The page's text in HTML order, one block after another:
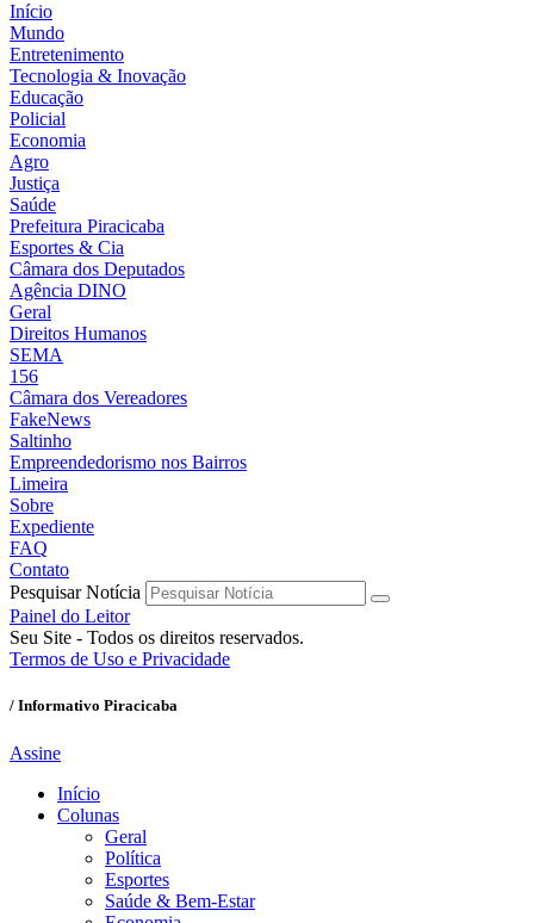
Início
Mundo
Entretenimento
Tecnologia & Inovação
Educação
Policial
Economia
Agro
Justiça
Saúde
Prefeitura Piracicaba
Esportes & Cia
Câmara dos Deputados
Agência DINO
Geral
Direitos Humanos
SEMA
156
Câmara dos Vereadores
FakeNews
Saltinho
Empreendedorismo nos Bairros
Limeira
Sobre
Expediente
FAQ
Contato
Pesquisar Notícia
Painel do Leitor
Seu Site - Todos os direitos reservados.
Termos de Uso e Privacidade
/ Informativo Piracicaba
Assine
Início
Colunas
Geral
Política
Esportes
Saúde & Bem-Estar